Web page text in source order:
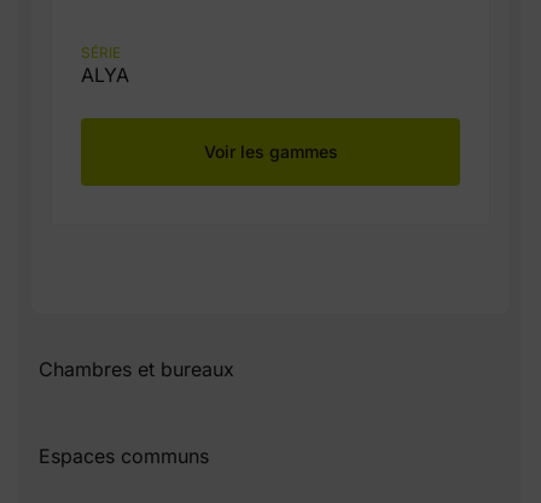
Chambres et bureaux
Espaces communs
SÉRIE
ALYA
Voir les gammes